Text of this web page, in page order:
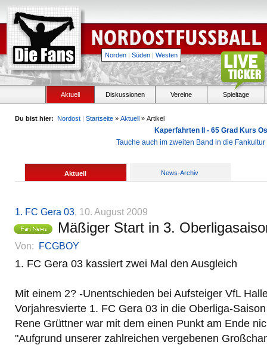
Norden | Süden | Westen
Aktuell Diskussionen Vereine Spieltage
Du bist hier: Nordost | Startseite » Aktuell » Artikel
Kaperfahrten II - 65 Grad Kurs
Tauche auch im zweiten Band in die
Aktuell News-Archiv
1. FC Gera 03, 10. August 2009
Mäßiger Start in 3.
Von: FCGBOY
1. FC Gera 03 kassiert zwei Mal den Ausgleich
Mit einem 2? -Unentschieden bei Aufsteiger VfL
Vorjahresvierte 1. FC Gera 03 in die Oberliga-
Rene Grüttner war mit dem einen Punkt am Ende
"Aufgrund unserer zahlreichen vergebenen